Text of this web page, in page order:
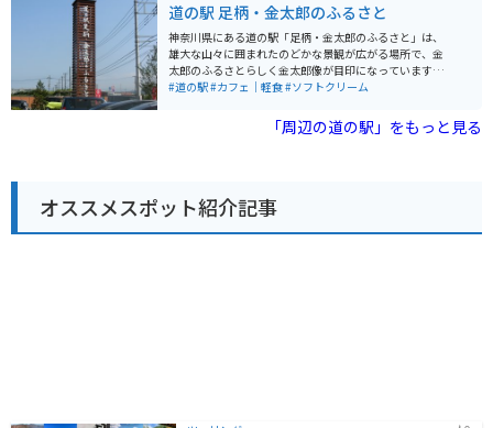
には、江の島や鎌倉などの人気観光スポットも点在して
おり、足を延ばしてみるのも良いでしょう。 道の駅 湘南
ちがさき では、定期的にイベントも開催されています。
地元のアーティストによるライブや、季節のイベントな
ど、湘南の文化に触れることができる機会です。イベン
ト情報は、公式ウェブサイトで確認できます。 お土産に
を使ったお菓子などがおすすめです。 少し足を延ばせ
品である、新鮮な野菜や果物、手作りジャムなどが人気
です。また、レストランでは、地元産の食材をふんだん
に使った料理を楽しむことができます。特に、地元産の
猪肉を使った「猪肉丼」は、ここでしか味わえない人気
メニューです。
道の駅 足柄・金太郎のふるさと
神奈川県にある道の駅「足柄・金太郎のふるさと」は、
雄大な山々に囲まれたのどかな景観が広がる場所で、金
太郎のふるさとらしく金太郎像が目印になっています。
リニューアルされた施設は清潔感があり、広くはない店
しさがあります。地元のお肉やそばなどグルメも充実し
ており、ドライブやツーリングの休憩スポットとして最
る寄り道スポットです。
#道の駅#カフェ｜軽食#ソフトクリーム
「周辺の道の駅」をもっと見る
オススメスポット紹介記事